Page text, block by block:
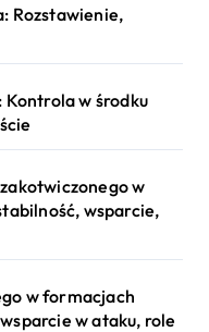
Rozstawienie,
w środku
w
wsparcie,
w formacjach
w ataku, role